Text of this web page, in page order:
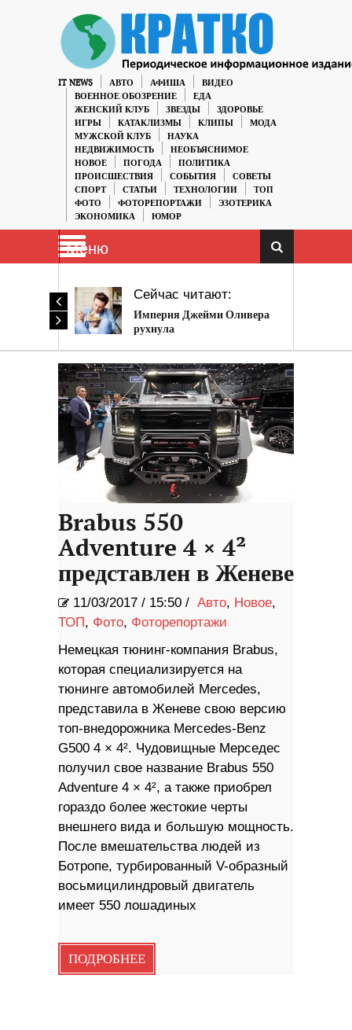
IT NEWS АВТО АФИША
ВИДЕО
ВОЕННОЕ ОБОЗРЕНИЕ
ЕДА
ЖЕНСКИЙ КЛУБ
ЗВЕЗДЫ
ЗДОРОВЬЕ
ИГРЫ
КАТАКЛИЗМЫ КЛИПЫ
МОДА
МУЖСКОЙ КЛУБ
НАУКА
НЕДВИЖИМОСТЬ
НЕОБЪЯСНИМОЕ
НОВОЕ
ПОГОДА
ПОЛИТИКА
ПРОИСШЕСТВИЯ
СОБЫТИЯ
СОВЕТЫ
СПОРТ
СТАТЬИ ТЕХНОЛОГИИ
ТОП
ФОТО
ФОТОРЕПОРТАЖИ
ЭЗОТЕРИКА
ЭКОНОМИКА
ЮМОР
Меню
Сейчас читают:
Империя Джейми Оливера
рухнула
Brabus 550
Adventure 4 × 4²
представлен в Женеве
11/03/2017 / 15:50 / Авто, Новое,
ТОП, Фото, Фоторепортажи
Немецкая тюнинг-компания Brabus,
которая специализируется на
тюнинге автомобилей Mercedes,
представила в Женеве свою версию
топ-внедорожника Mercedes-Benz
G500 4 × 4². Чудовищные Мерседес
получил свое название Brabus 550
Adventure 4 × 4², а также приобрел
гораздо более жестокие черты
внешнего вида и большую мощность.
После вмешательства людей из
Ботропе, турбированный V-образный
восьмицилиндровый двигатель
имеет 550 лошадиных
ПОДРОБНЕЕ